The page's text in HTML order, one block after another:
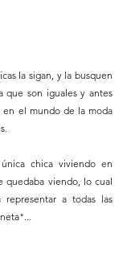
la sigan, y la busquen
que son iguales y antes
en el mundo de la moda
chica viviendo en
quedaba viendo, lo cual
a todas las